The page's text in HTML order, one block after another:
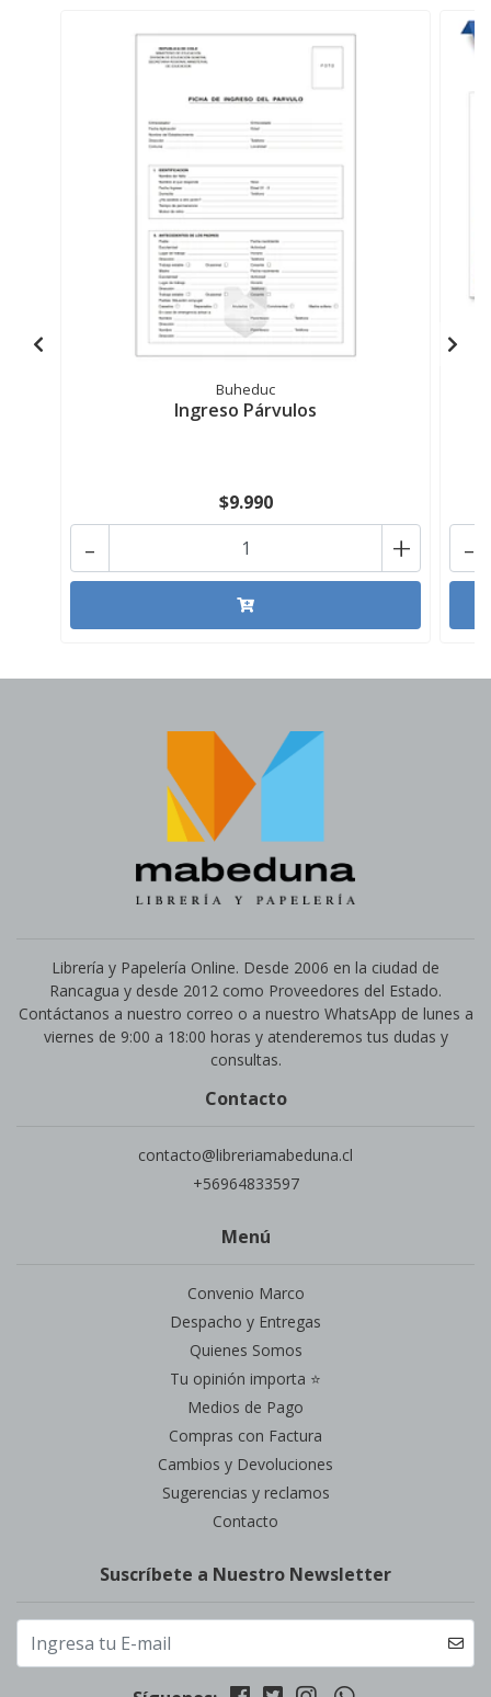
Buheduc
Ingreso Párvulos
$9.990
+
- -
Librería y Papelería Online. Desde 2006 en la ciudad de
Rancagua y desde 2012 como Proveedores del Estado.
Contáctanos a nuestro correo o a nuestro WhatsApp de lunes a
viernes de 9:00 a 18:00 horas y atenderemos tus dudas y
consultas.
Contacto
contacto@libreriamabeduna.cl
+56964833597
Menú
Convenio Marco
Despacho y Entregas
Quienes Somos
Tu opinión importa ⭐
Medios de Pago
Compras con Factura
Cambios y Devoluciones
Sugerencias y reclamos
Contacto
Suscríbete a Nuestro Newsletter